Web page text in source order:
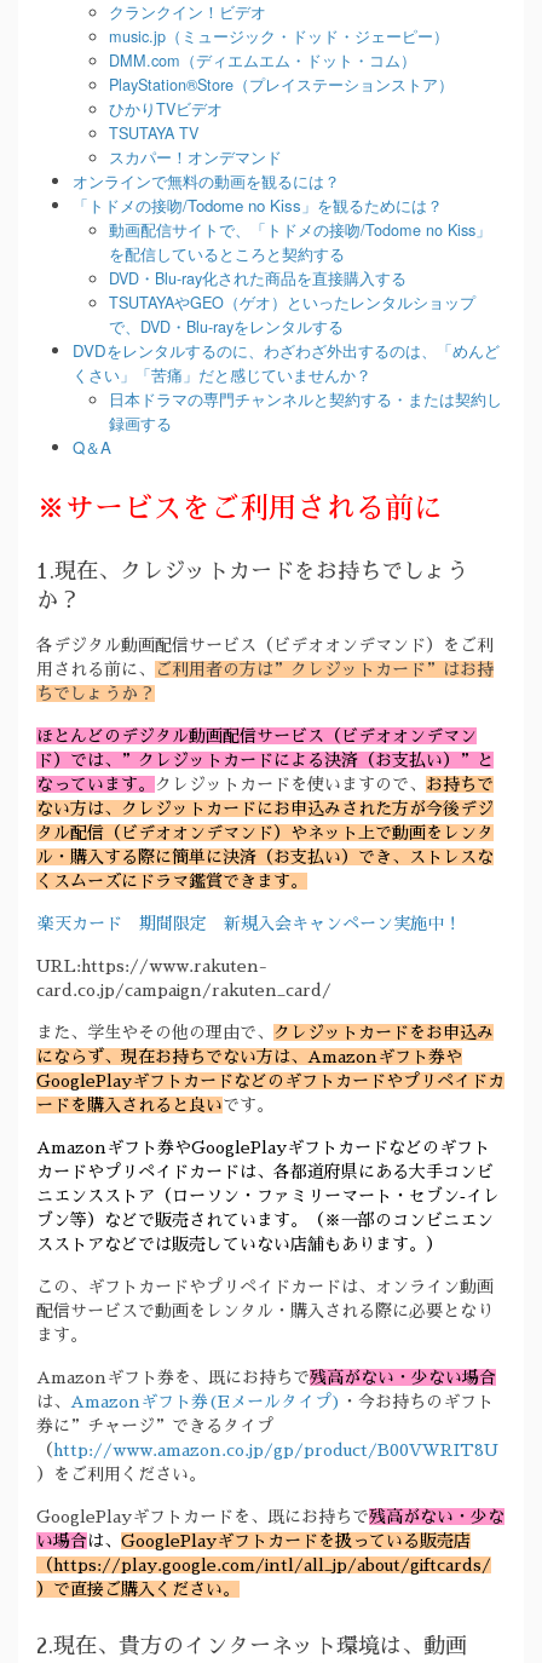
クランクイン！ビデオ
music.jp（ミュージック・ドッド・ジェーピー）
DMM.com（ディエムエム・ドット・コム）
PlayStation®Store（プレイステーションストア）
ひかりTVビデオ
TSUTAYA TV
スカパー！オンデマンド
オンラインで無料の動画を観るには？
「トドメの接吻/Todome no Kiss」を観るためには？
動画配信サイトで、「トドメの接吻/Todome no Kiss」
を配信しているところと契約する
DVD・Blu-ray化された商品を直接購入する
TSUTAYAやGEO（ゲオ）といったレンタルショップ
で、DVD・Blu-rayをレンタルする
DVDをレンタルするのに、わざわざ外出するのは、「めんど
くさい」「苦痛」だと感じていませんか？
日本ドラマの専門チャンネルと契約する・または契約し
録画する
Q＆A
※サービスをご利用される前に
1.現在、クレジットカードをお持ちでしょう
か？
各デジタル動画配信サービス（ビデオオンデマンド）をご利
用される前に、
ご利用者の方は”クレジットカード”はお持
ちでしょうか？
ほとんどのデジタル動画配信サービス（ビデオオンデマン
ド）では、”クレジットカードによる決済（お支払い）”と
なっています。
クレジットカードを使いますので、 お持ちで
ない方は、クレジットカードにお申込みされた方が今後デジ
タル配信（ビデオオンデマンド）やネット上で動画をレンタ
ル・購入する際に簡単に決済（お支払い）でき、ストレスな
くスムーズにドラマ鑑賞できます。
楽天カード 期間限定 新規入会キャンペーン実施中！
URL:https://www.rakuten-
card.co.jp/campaign/rakuten_card/
また、学生やその他の理由で、 クレジットカードをお申込み
にならず、現在お持ちでない方は、Amazonギフト券や
GooglePlayギフトカードなどのギフトカードやプリペイドカ
ードを購入されると良いです。
Amazonギフト券やGooglePlayギフトカードなどのギフト
カードやプリペイドカードは、各都道府県にある大手コンビ
ニエンスストア（ローソン・ファミリーマート・セブン‐イレ
ブン等）などで販売されています。（※一部のコンビニエン
スストアなどでは販売していない店舗もあります。）
この、ギフトカードやプリペイドカードは、オンライン動画
配信サービスで動画をレンタル・購入される際に必要となり
ます。
Amazonギフト券を、既にお持ちで残高がない・少ない場合
は、
Amazonギフト券(Eメールタイプ) ・今お持ちのギフト
券に”チャージ”できるタイプ
（ http://www.amazon.co.jp/gp/product/B00VWRIT8U
）をご利用ください。
GooglePlayギフトカードを、既にお持ちで残高がない・少な
い場合 は、 GooglePlayギフトカードを扱っている販売店
（https://play.google.com/intl/all_jp/about/giftcards/
）で直接ご購入ください。
2.現在、貴方のインターネット環境は、動画